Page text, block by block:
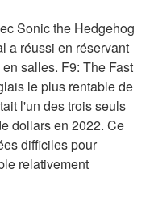
Sonic the Hedgehog
a réussi en réservant
salles. F9: The Fast
le plus rentable de
l'un des trois seuls
dollars en 2022. Ce
difficiles pour
relativement